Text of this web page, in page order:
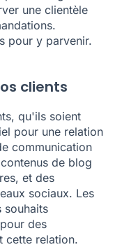
une clientèle
pour y parvenir.
clients
qu'ils soient
pour une relation
communication
de blog
et des
sociaux. Les
souhaits
des
cette relation.